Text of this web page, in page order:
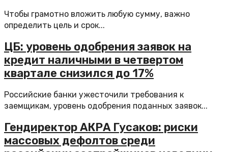
Чтобы грамотно вложить любую сумму, важно
определить цель и срок...
ЦБ: уровень одобрения заявок на
кредит наличными в четвертом
квартале снизился до 17%
Российские банки ужесточили требования к
заемщикам, уровень одобрения поданных заявок...
Гендиректор АКРА Гусаков: риски
массовых дефолтов среди